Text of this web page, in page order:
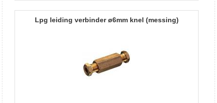
lpg leiding verbinder ø6mm knel (messing)